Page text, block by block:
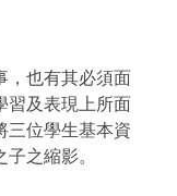
也有其必須面
習及表現上所面
三位學生基本資
之縮影。